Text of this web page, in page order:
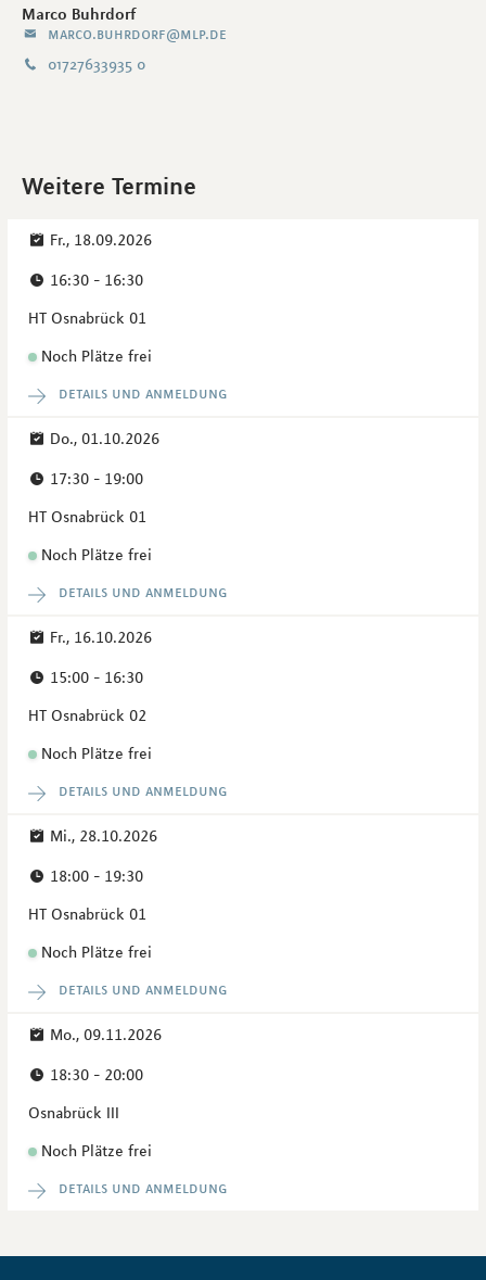
Marco Buhrdorf
marco.buhrdorf@mlp.de
01727633935 0
Weitere Termine
Fr., 18.09.2026
16:30 - 16:30
HT Osnabrück 01
Noch Plätze frei
details und anmeldung
Do., 01.10.2026
17:30 - 19:00
HT Osnabrück 01
Noch Plätze frei
details und anmeldung
Fr., 16.10.2026
15:00 - 16:30
HT Osnabrück 02
Noch Plätze frei
details und anmeldung
Mi., 28.10.2026
18:00 - 19:30
HT Osnabrück 01
Noch Plätze frei
details und anmeldung
Mo., 09.11.2026
18:30 - 20:00
Osnabrück III
Noch Plätze frei
details und anmeldung